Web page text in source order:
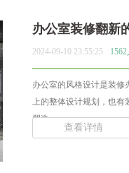
办公室装修翻新
2024-09-10 23:55:25
办公室的风格设计是装修
上的整体设计规划，也有
塑造... ...
查看详情